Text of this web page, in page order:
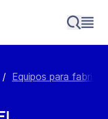
/ Equipos para